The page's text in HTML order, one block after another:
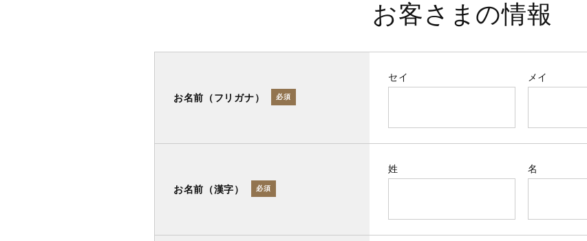
お客さまの情報
お名前（フリガナ） 必須
セイ メイ
お名前（漢字） 必須
姓 名